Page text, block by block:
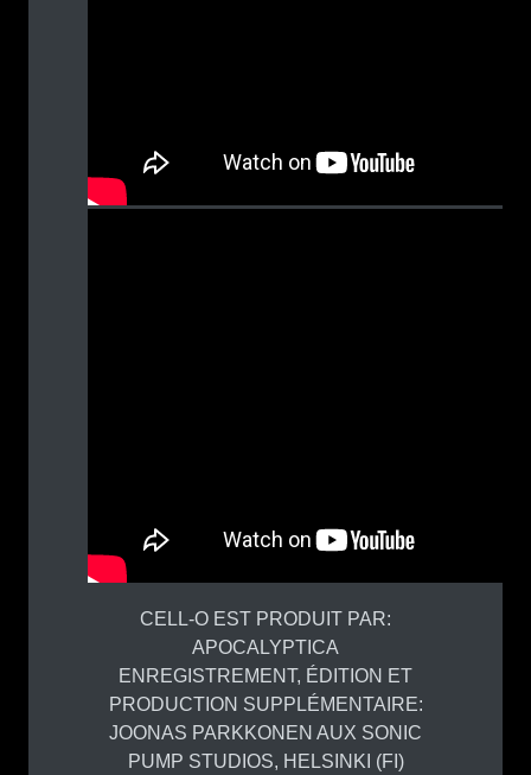
CELL-O EST PRODUIT PAR:
APOCALYPTICA
ENREGISTREMENT, ÉDITION ET
PRODUCTION SUPPLÉMENTAIRE:
JOONAS PARKKONEN AUX SONIC
PUMP STUDIOS, HELSINKI (FI)